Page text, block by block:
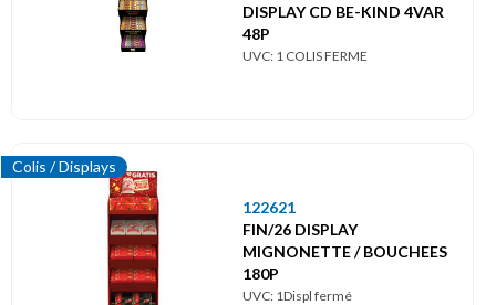
DISPLAY CD BE-KIND 4VAR
48P
UVC: 1 COLIS FERME
Colis / Displays
122621
FIN/26 DISPLAY
MIGNONETTE / BOUCHEES
180P
UVC: 1Displ fermé